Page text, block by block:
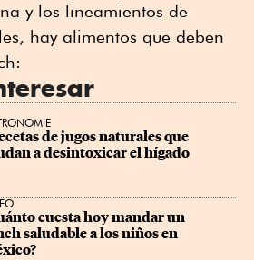
y los lineamientos de
hay alimentos que deben
de jugos naturales que
a desintoxicar el hígado
cuesta hoy mandar un
saludable a los niños en